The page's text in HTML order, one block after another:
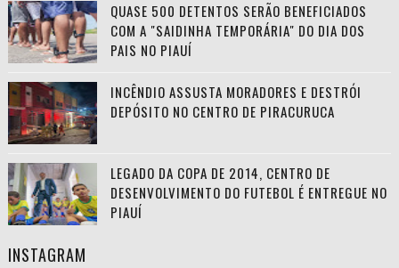
QUASE 500 DETENTOS SERÃO BENEFICIADOS
COM A "SAIDINHA TEMPORÁRIA" DO DIA DOS
PAIS NO PIAUÍ
INCÊNDIO ASSUSTA MORADORES E DESTRÓI
DEPÓSITO NO CENTRO DE PIRACURUCA
LEGADO DA COPA DE 2014, CENTRO DE
DESENVOLVIMENTO DO FUTEBOL É ENTREGUE NO
PIAUÍ
INSTAGRAM